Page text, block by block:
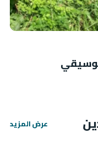
عرض المزيد